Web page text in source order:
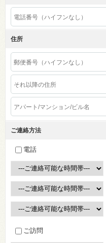
住所
ご連絡方法
電話
ご訪問